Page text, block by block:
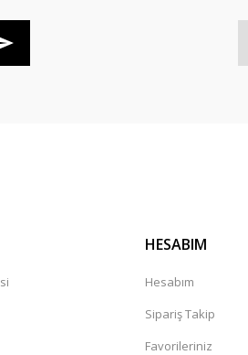
HESABIM
Hesabım
Sipariş Takip
Favorileriniz